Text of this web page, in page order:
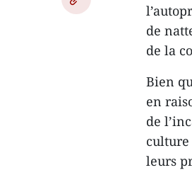
de
de la
Bien
en
de
leurs